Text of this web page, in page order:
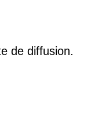
de diffusion.